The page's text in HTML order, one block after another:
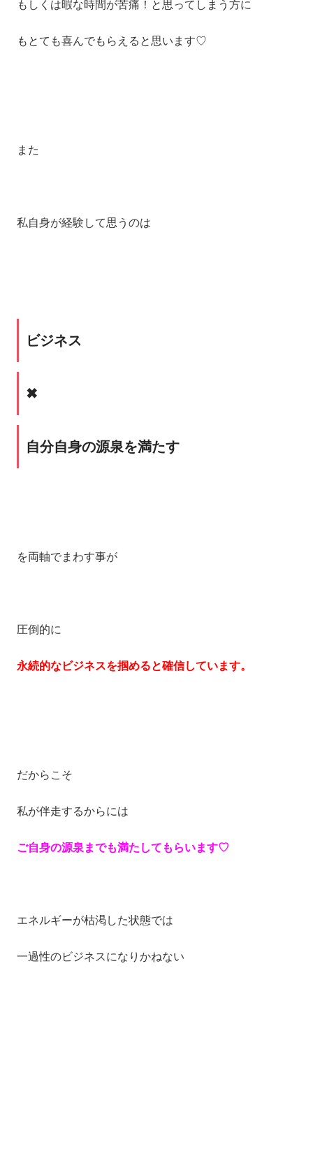
もしくは暇な時間が苦痛！と思ってしまう方に
もとても喜んでもらえると思います♡
また
私自身が経験して思うのは
ビジネス
✖
自分自身の源泉を満たす
を両軸でまわす事が
圧倒的に
永続的なビジネスを掴めると確信しています。
だからこそ
私が伴走するからには
ご自身の源泉までも満たしてもらいます♡
エネルギーが枯渇した状態では
一過性のビジネスになりかねない